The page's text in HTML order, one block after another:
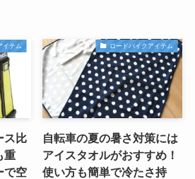
イテム
ス比
重
で空
ロードバイクアイテム
自転車の夏の暑さ対策には
アイスタオルがおすすめ！
使い方も簡単で冷たさ持